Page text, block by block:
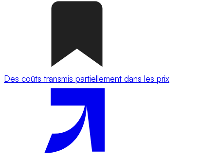
Des coûts transmis partiellement dans les prix